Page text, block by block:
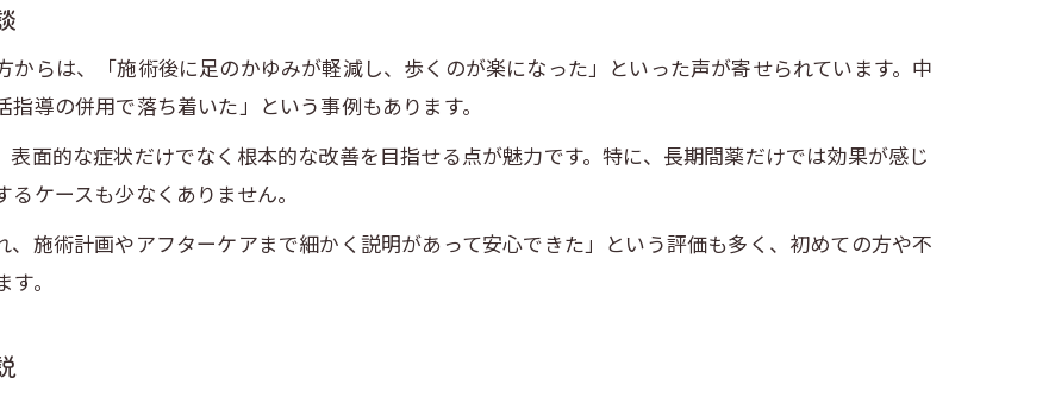
和泉市で選ばれる鍼灸整骨院活用法を解説
らは、「施術後に足のかゆみが軽減し、歩くのが楽になった」といった声が寄せられています。中
導の併用で落ち着いた」という事例もあります。
面的な症状だけでなく根本的な改善を目指せる点が魅力です。特に、長期間薬だけでは効果が感じ
ケースも少なくありません。
施術計画やアフターケアまで細かく説明があって安心できた」という評価も多く、初めての方や不
。